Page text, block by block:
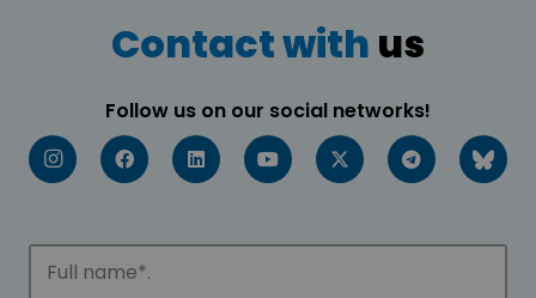
Contact with us
Follow us on our social networks!